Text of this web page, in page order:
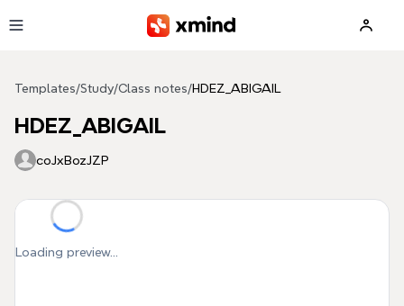
Templates/Study/Class notes/HDEZ_ABIGAIL
HDEZ_ABIGAIL
coJxBozJZP
Loading preview...